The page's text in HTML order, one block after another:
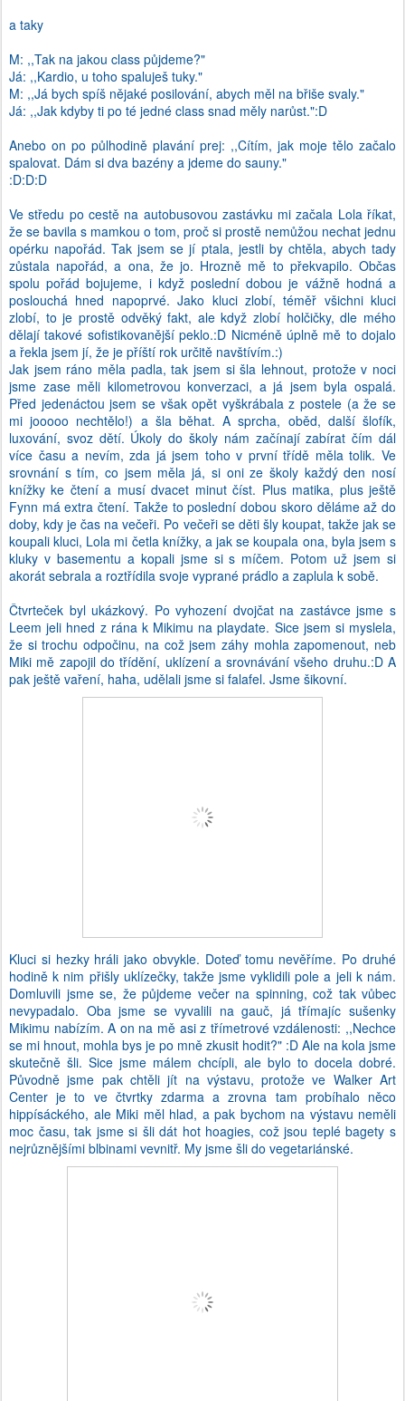
a taky
M: ,,Tak na jakou class půjdeme?"
Já: ,,Kardio, u toho spaluješ tuky."
M: ,,Já bych spíš nějaké posilování, abych měl na břiše svaly."
Já: ,,Jak kdyby ti po té jedné class snad měly narůst.":D
Anebo on po půlhodině plavání prej: ,,Cítím, jak moje tělo začalo
spalovat. Dám si dva bazény a jdeme do sauny."
:D:D:D
Ve středu po cestě na autobusovou zastávku mi začala Lola říkat,
že se bavila s mamkou o tom, proč si prostě nemůžou nechat jednu
opérku napořád. Tak jsem se jí ptala, jestli by chtěla, abych tady
zůstala napořád, a ona, že jo. Hrozně mě to překvapilo. Občas
spolu pořád bojujeme, i když poslední dobou je vážně hodná a
poslouchá hned napoprvé. Jako kluci zlobí, téměř všichni kluci
zlobí, to je prostě odvěký fakt, ale když zlobí holčičky, dle mého
dělají takové sofistikovanější peklo.:D Nicméně úplně mě to dojalo
a řekla jsem jí, že je příští rok určitě navštívím.:)
Jak jsem ráno měla padla, tak jsem si šla lehnout, protože v noci
jsme zase měli kilometrovou konverzaci, a já jsem byla ospalá.
Před jedenáctou jsem se však opět vyškrábala z postele (a že se
mi jooooo nechtělo!) a šla běhat. A sprcha, oběd, další šlofík,
luxování, svoz dětí. Úkoly do školy nám začínají zabírat čím dál
více času a nevím, zda já jsem toho v první třídě měla tolik. Ve
srovnání s tím, co jsem měla já, si oni ze školy každý den nosí
knížky ke čtení a musí dvacet minut číst. Plus matika, plus ještě
Fynn má extra čtení. Takže to poslední dobou skoro děláme až do
doby, kdy je čas na večeři. Po večeři se děti šly koupat, takže jak se
koupali kluci, Lola mi četla knížky, a jak se koupala ona, byla jsem s
kluky v basementu a kopali jsme si s míčem. Potom už jsem si
akorát sebrala a roztřídila svoje vyprané prádlo a zaplula k sobě.
Čtvrteček byl ukázkový. Po vyhození dvojčat na zastávce jsme s
Leem jeli hned z rána k Mikimu na playdate. Sice jsem si myslela,
že si trochu odpočinu, na což jsem záhy mohla zapomenout, neb
Miki mě zapojil do třídění, uklízení a srovnávání všeho druhu.:D A
pak ještě vaření, haha, udělali jsme si falafel. Jsme šikovní.
Kluci si hezky hráli jako obvykle. Doteď tomu nevěříme. Po druhé
hodině k nim přišly uklízečky, takže jsme vyklidili pole a jeli k nám.
Domluvili jsme se, že půjdeme večer na spinning, což tak vůbec
nevypadalo. Oba jsme se vyvalili na gauč, já třímajíc sušenky
Mikimu nabízím. A on na mě asi z třímetrové vzdálenosti: ,,Nechce
se mi hnout, mohla bys je po mně zkusit hodit?" :D Ale na kola jsme
skutečně šli. Sice jsme málem chcípli, ale bylo to docela dobré.
Původně jsme pak chtěli jít na výstavu, protože ve Walker Art
Center je to ve čtvrtky zdarma a zrovna tam probíhalo něco
hippísáckého, ale Miki měl hlad, a pak bychom na výstavu neměli
moc času, tak jsme si šli dát hot hoagies, což jsou teplé bagety s
nejrůznějšími blbinami vevnitř. My jsme šli do vegetariánské.